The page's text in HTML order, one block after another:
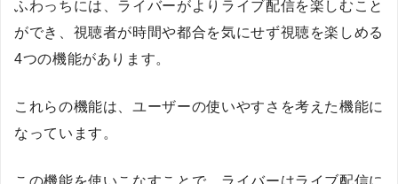
ふわっちには、ライバーがよりライブ配信を楽しむこと
ができ、視聴者が時間や都合を気にせず視聴を楽しめる
4つの機能があります。
これらの機能は、ユーザーの使いやすさを考えた機能に
なっています。
この機能を使いこなすことで、ライバーはライブ配信に